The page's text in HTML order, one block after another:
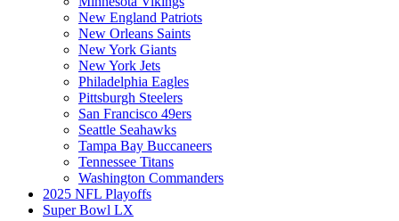
New England Patriots
New Orleans Saints
New York Giants
New York Jets
Philadelphia Eagles
Pittsburgh Steelers
San Francisco 49ers
Seattle Seahawks
Tampa Bay Buccaneers
Tennessee Titans
Washington Commanders
2025 NFL Playoffs
Super Bowl LX